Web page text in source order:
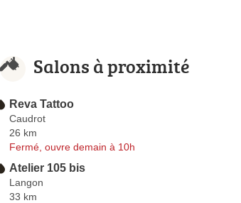
Salons à proximité
Reva Tattoo
Caudrot
26 km
Fermé, ouvre demain à 10h
Atelier 105 bis
Langon
33 km